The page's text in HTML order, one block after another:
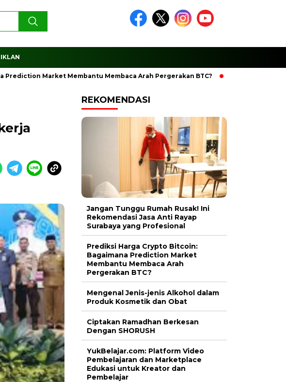
Market Membantu Membaca Arah Pergerakan BTC? Ciptakan Ramadhan
REKOMENDASI
Jangan Tunggu Rumah Rusak! Ini
Rekomendasi Jasa Anti Rayap
Surabaya yang Profesional
Prediksi Harga Crypto Bitcoin:
Bagaimana Prediction Market
Membantu Membaca Arah
Pergerakan BTC?
Mengenal Jenis-jenis Alkohol dalam
Produk Kosmetik dan Obat
Ciptakan Ramadhan Berkesan
Dengan SHORUSH
YukBelajar.com: Platform Video
Pembelajaran dan Marketplace
Edukasi untuk Kreator dan
Pembelajar